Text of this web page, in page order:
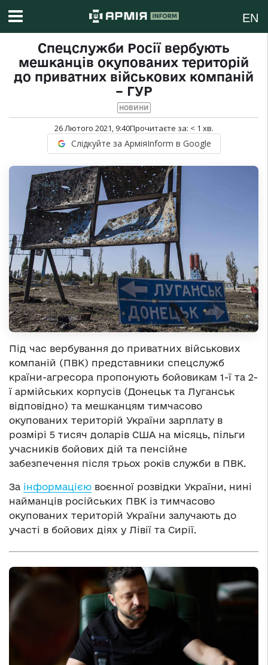
EN
Спецслужби Росії вербують
мешканців окупованих територій
до приватних військових компаній
– ГУР
НОВИНИ
26 Лютого 2021, 9:40Прочитаєте за: < 1 хв.
Слідкуйте за АрміяInform в Google
Під час вербування до приватних військових
компаній (ПВК) представники спецслужб
країни-агресора пропонують бойовикам 1-ї та 2-
ї армійських корпусів (Донецьк та Луганськ
відповідно) та мешканцям тимчасово
окупованих територій України зарплату в
розмірі 5 тисяч доларів США на місяць, пільги
учасників бойових дій та пенсійне
забезпечення після трьох років служби в ПВК.
За інформацією воєнної розвідки України, нині
найманців російських ПВК із тимчасово
окупованих територій України залучають до
участі в бойових діях у Лівії та Сирії.